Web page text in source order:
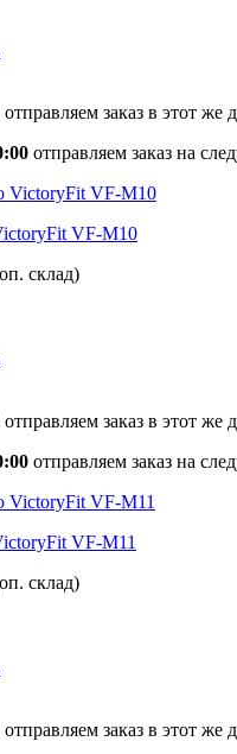
отправляем заказ в этот же
отправляем заказ на
VF-M10
склад)
отправляем заказ в этот же
отправляем заказ на
VF-M11
склад)
отправляем заказ в этот же